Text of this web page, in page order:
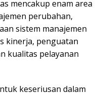
mencakup enam area
perubahan,
sistem manajemen
kinerja, penguatan
kualitas pelayanan
keseriusan dalam